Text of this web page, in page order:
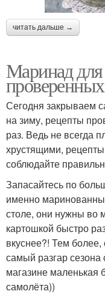
читать дальше →
Маринад
Сегодня закрываем
на зиму, рецепты
раз. Ведь не всегда
хрустящими,
соблюдайте
Запасайтесь по
именно
столе, они нужны во
картошкой быстро
вкуснее?! Тем более,
самый разгар
магазине маленькая
самолёта))